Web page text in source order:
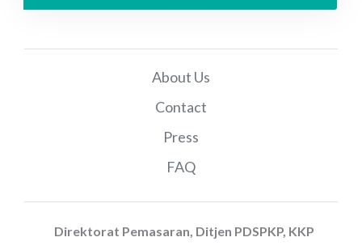
About Us
Contact
Press
FAQ
Direktorat Pemasaran, Ditjen PDSPKP, KKP